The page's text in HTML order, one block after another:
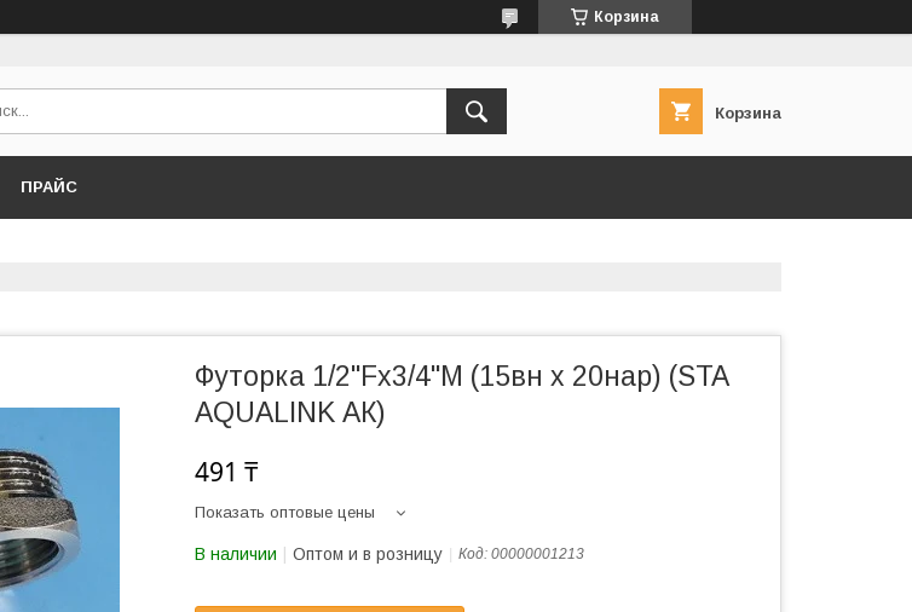
Корзина
Корзина
ПРАЙС
Футорка 1/2"Fx3/4"M (15вн х 20нар) (STA
AQUALINK АК)
491 ₸
Показать оптовые цены
В наличии Оптом и в розницу Код: 00000001213